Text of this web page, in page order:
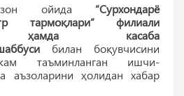
ойида “Сурхондарё
тармоқлари” филиали
ҳамда касаба
билан боқувчисини
таъминланган ишчи-
аъзоларини ҳолидан хабар